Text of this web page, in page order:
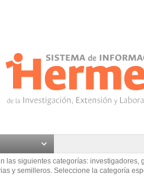
las siguientes categorías: investigadores,
y semilleros. Seleccione la categoría